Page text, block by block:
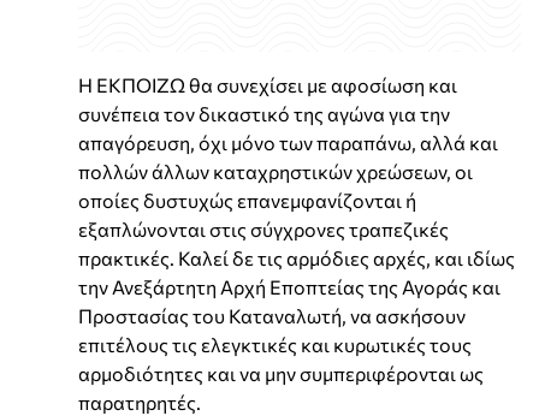
Η ΕΚΠΟΙΖΩ θα συνεχίσει με αφοσίωση και
συνέπεια τον δικαστικό της αγώνα για την
απαγόρευση, όχι μόνο των παραπάνω, αλλά και
πολλών άλλων καταχρηστικών χρεώσεων, οι
οποίες δυστυχώς επανεμφανίζονται ή
εξαπλώνονται στις σύγχρονες τραπεζικές
πρακτικές. Καλεί δε τις αρμόδιες αρχές, και ιδίως
την Ανεξάρτητη Αρχή Εποπτείας της Αγοράς και
Προστασίας του Καταναλωτή, να ασκήσουν
επιτέλους τις ελεγκτικές και κυρωτικές τους
αρμοδιότητες και να μην συμπεριφέρονται ως
παρατηρητές.